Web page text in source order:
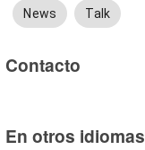
News Talk
Contacto
En otros idiomas